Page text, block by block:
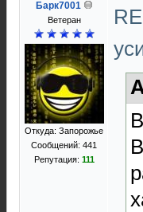
Барк7001
Ветеран
Откуда: Запорожье
Сообщений: 441
Репутация: 111